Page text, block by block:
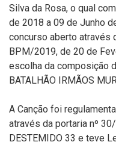
Silva da Rosa, o qual
de 2018 a 09 de Junho
concurso aberto através
BPM/2019, de 20 de
escolha da composição
BATALHÃO IRMÃOS
A Canção foi
através da portaria nº
DESTEMIDO 33 e teve